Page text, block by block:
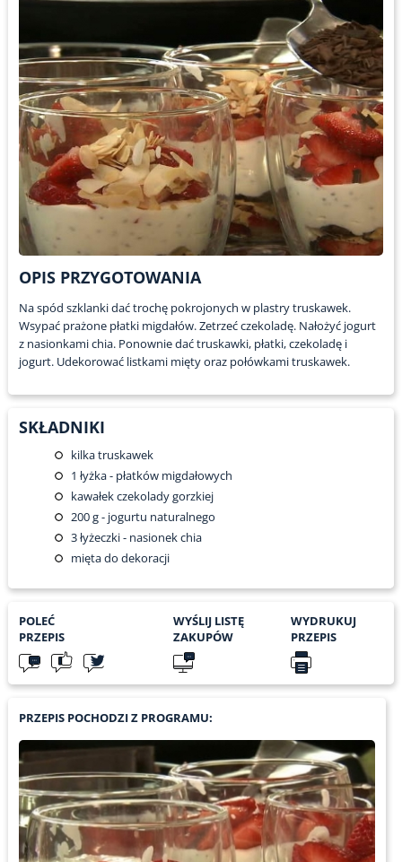
OPIS PRZYGOTOWANIA
Na spód szklanki dać trochę pokrojonych w plastry truskawek.
Wsypać prażone płatki migdałów. Zetrzeć czekoladę. Nałożyć jogurt
z nasionkami chia. Ponownie dać truskawki, płatki, czekoladę i
jogurt. Udekorować listkami mięty oraz połówkami truskawek.
SKŁADNIKI
kilka truskawek
1 łyżka - płatków migdałowych
kawałek czekolady gorzkiej
200g - jogurtu naturalnego
3łyżeczki - nasionek chia
mięta do dekoracji
POLEĆ
PRZEPIS
WYŚLIJ LISTĘ
ZAKUPÓW
WYDRUKUJ
PRZEPIS
PRZEPIS POCHODZI Z PROGRAMU: